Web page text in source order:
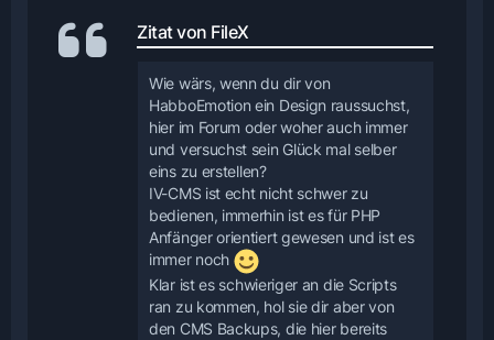
Zitat von FileX
Wie wärs, wenn du dir von
HabboEmotion ein Design raussuchst,
hier im Forum oder woher auch immer
und versuchst sein Glück mal selber
eins zu erstellen?
IV-CMS ist echt nicht schwer zu
bedienen, immerhin ist es für PHP
Anfänger orientiert gewesen und ist es
immer noch
Klar ist es schwieriger an die Scripts
ran zu kommen, hol sie dir aber von
den CMS Backups, die hier bereits